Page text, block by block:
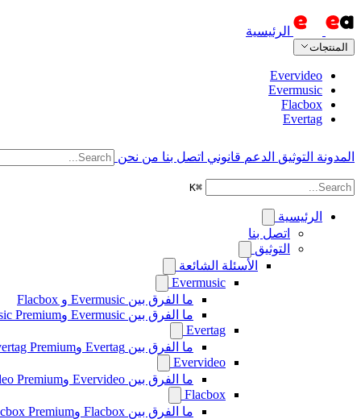
الرئيسية
المنتجات
Evervideo
Evermusic
Flacbox
Evertag
المدونة التوثيق الدعم قانوني اتصل بنا من نحن
⌘
K
الرئيسية
اتصل بنا
التوثيق
الأسئلة الشائعة
Evermusic
ما الفرق بين Evermusic و Flacbox
ما الفرق بين Evermusic وEvermusic Premium
Evertag
ما الفرق بين Evertag وEvertag Premium
Evervideo
ما الفرق بين Evervideo وEvervideo Premium؟
Flacbox
ما الفرق بين Flacbox وFlacbox Premium؟